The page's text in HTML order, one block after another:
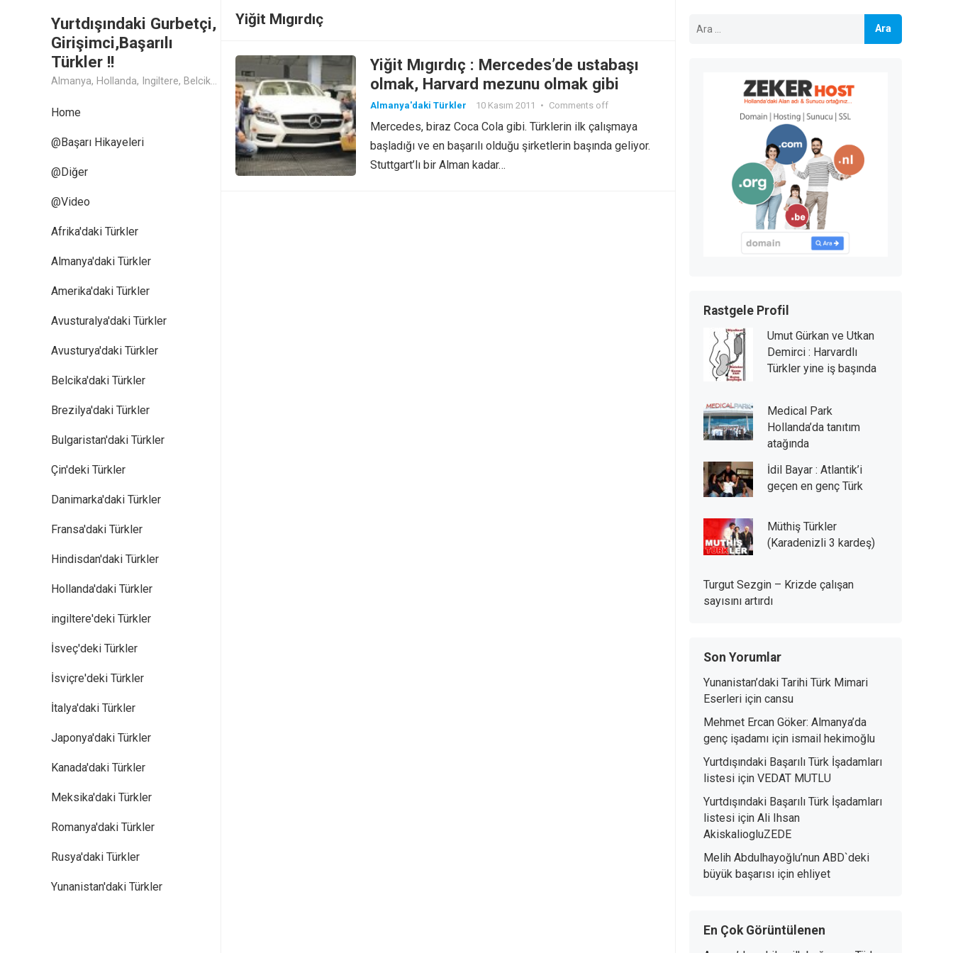
Yurtdışındaki Gurbetçi,
Girişimci,Başarılı
Türkler !!
Almanya, Hollanda, Ingiltere, Belcika, Fransa, Amerika, Cin, Rusya, Isvec, Isvicre, Yunanistan, Kanada, Avusturya Başarılı Muthis Türk lerin Hikaye ve Öykuleri, Turk Isadamlari, Turk Girisimciler, Avrupali Turkler
Home
@Başarı Hikayeleri
@Diğer
@Video
Afrika'daki Türkler
Almanya'daki Türkler
Amerika'daki Türkler
Avusturalya'daki Türkler
Avusturya'daki Türkler
Belcika'daki Türkler
Brezilya'daki Türkler
Bulgaristan'daki Türkler
Çin'deki Türkler
Danimarka'daki Türkler
Fransa'daki Türkler
Hindisdan'daki Türkler
Hollanda'daki Türkler
ingiltere'deki Türkler
İsveç'deki Türkler
İsviçre'deki Türkler
İtalya'daki Türkler
Japonya'daki Türkler
Kanada'daki Türkler
Meksika'daki Türkler
Romanya'daki Türkler
Rusya'daki Türkler
Yunanistan'daki Türkler
Yiğit Mıgırdıç
Yiğit Mıgırdıç : Mercedes’de ustabaşı
olmak, Harvard mezunu olmak gibi
Almanya'daki Türkler 10 Kasım 2011 • Comments off
Mercedes, biraz Coca Cola gibi. Türklerin ilk çalışmaya
başladığı ve en başarılı olduğu şirketlerin başında geliyor.
Stuttgart’lı bir Alman kadar…
Rastgele Profil
Umut Gürkan ve Utkan
Demirci : Harvardlı
Türkler yine iş başında
Medical Park
Hollanda’da tanıtım
atağında
İdil Bayar : Atlantik’i
geçen en genç Türk
Müthiş Türkler
(Karadenizli 3 kardeş)
Turgut Sezgin – Krizde çalışan
sayısını artırdı
Son Yorumlar
Yunanistan’daki Tarihi Türk Mimari
Eserleri için cansu
Mehmet Ercan Göker: Almanya’da
genç işadamı için ismail hekimoğlu
Yurtdışındaki Başarılı Türk İşadamları
listesi için VEDAT MUTLU
Yurtdışındaki Başarılı Türk İşadamları
listesi için Ali Ihsan
AkiskaliogluZEDE
Melih Abdulhayoğlu’nun ABD`deki
büyük başarısı için ehliyet
En Çok Görüntülenen